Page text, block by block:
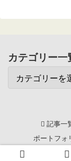
カテゴリー一
記事一
ポートフォ
© 2014-2026